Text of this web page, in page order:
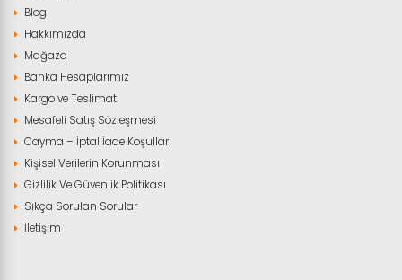
Blog
Hakkımızda
Mağaza
Banka Hesaplarımız
Kargo ve Teslimat
Mesafeli Satış Sözleşmesi
Cayma – İptal İade Koşulları
Kişisel Verilerin Korunması
Gizlilik Ve Güvenlik Politikası
Sıkça Sorulan Sorular
İletişim